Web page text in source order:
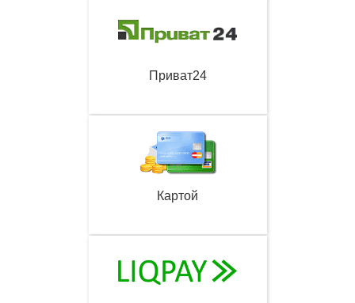
Приват24
Картой